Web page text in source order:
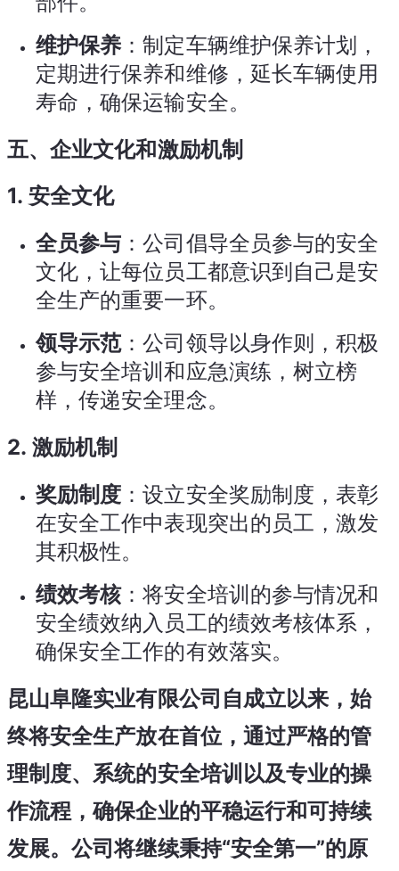
维护保养：制定车辆维护保养计划，
定期进行保养和维修，延长车辆使用
寿命，确保运输安全。
五、企业文化和激励机制
1.安全文化
全员参与 ：公司倡导全员参与的安全
文化，让每位员工都意识到自己是安
全生产的重要一环。
领导示范：公司领导以身作则，积极
参与安全培训和应急演练，树立榜
样，传递安全理念。
2.激励机制
奖励制度 ：设立安全奖励制度，表彰
在安全工作中表现突出的员工，激发
其积极性。
绩效考核：将安全培训的参与情况和
安全绩效纳入员工的绩效考核体系，
确保安全工作的有效落实。
昆山阜隆实业有限公司自成立以来，始
终将安全生产放在首位，通过严格的管
理制度、系统的安全培训以及专业的操
作流程，确保企业的平稳运行和可持续
发展。公司将继续秉持“安全第一”的原